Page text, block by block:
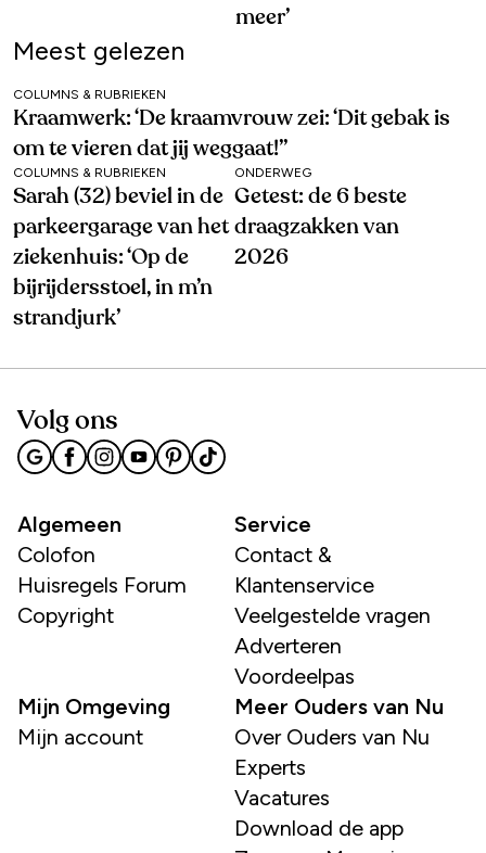
meer’
Meest gelezen
COLUMNS & RUBRIEKEN
Kraamwerk: ‘De kraamvrouw zei: ‘Dit gebak is
om te vieren dat jij weggaat!’’
COLUMNS & RUBRIEKEN
Sarah (32) beviel in de
parkeergarage van het
ziekenhuis: ‘Op de
bijrijdersstoel, in m’n
strandjurk’
ONDERWEG
Getest: de 6 beste
draagzakken van
2026
Volg ons
Algemeen
Colofon
Huisregels Forum
Copyright
Service
Contact &
Klantenservice
Veelgestelde vragen
Adverteren
Voordeelpas
Mijn Omgeving
Mijn account
Meer Ouders van Nu
Over Ouders van Nu
Experts
Vacatures
Download de app